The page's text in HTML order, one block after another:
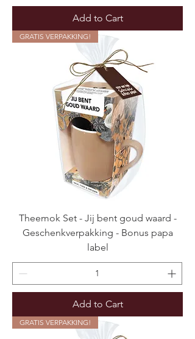
Add to Cart
GRATIS VERPAKKING!
Theemok Set - Jij bent goud waard -
Geschenkverpakking - Bonus papa
label
Add to Cart
GRATIS VERPAKKING!